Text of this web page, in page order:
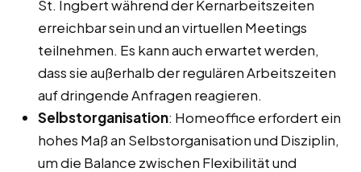
St. Ingbert während der Kernarbeitszeiten
erreichbar sein und an virtuellen Meetings
teilnehmen. Es kann auch erwartet werden,
dass sie außerhalb der regulären Arbeitszeiten
auf dringende Anfragen reagieren.
Selbstorganisation: Homeoffice erfordert ein
hohes Maß an Selbstorganisation und Disziplin,
um die Balance zwischen Flexibilität und